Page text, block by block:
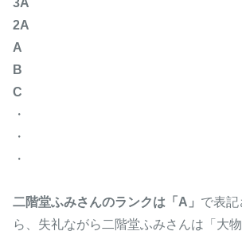
2A
A
B
C
・
・
・
二階堂ふみさんのランクは「A」 で表
ら、失礼ながら二階堂ふみさんは「大